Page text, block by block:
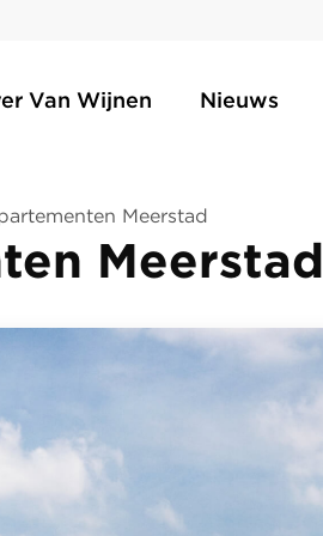
Van Wijnen Nieuws
Meerstad
Meerstad